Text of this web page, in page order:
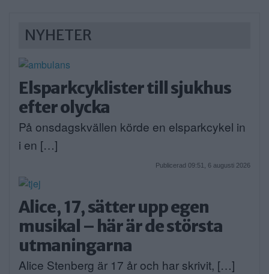
NYHETER
Elsparkcyklister till sjukhus
efter olycka
På onsdagskvällen körde en elsparkcykel in
i en […]
Publicerad 09:51, 6 augusti 2026
Alice, 17, sätter upp egen
musikal – här är de största
utmaningarna
Alice Stenberg är 17 år och har skrivit, […]